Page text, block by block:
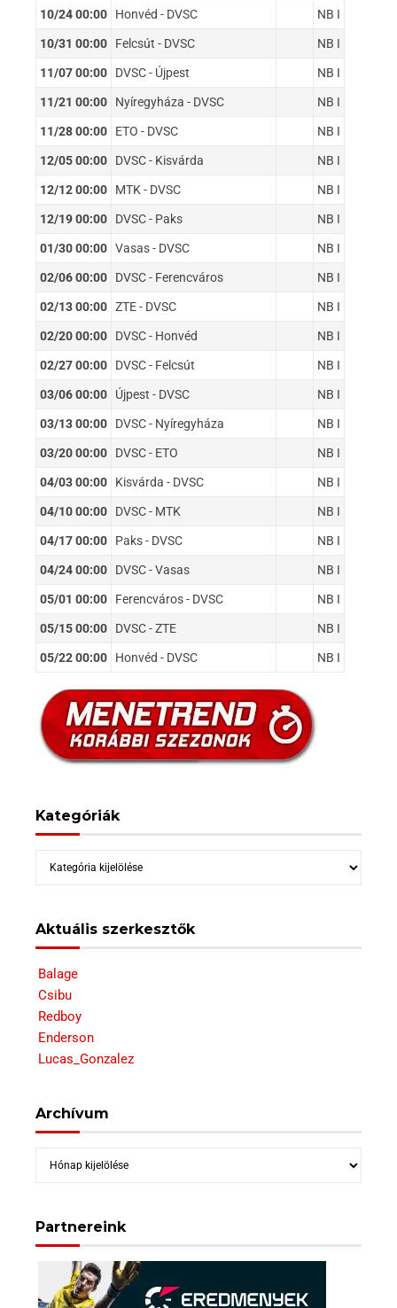
10/24 00:00 Honvéd - DVSC NB I
10/31 00:00 Felcsút - DVSC NB I
11/07 00:00 DVSC - Újpest NB I
11/21 00:00 Nyíregyháza - DVSC NB I
11/28 00:00 ETO - DVSC NB I
12/05 00:00 DVSC - Kisvárda NB I
12/12 00:00 MTK - DVSC NB I
12/19 00:00 DVSC - Paks NB I
01/30 00:00 Vasas - DVSC NB I
02/06 00:00 DVSC - Ferencváros NB I
02/13 00:00 ZTE - DVSC NB I
02/20 00:00 DVSC - Honvéd NB I
02/27 00:00 DVSC - Felcsút NB I
03/06 00:00 Újpest - DVSC NB I
03/13 00:00 DVSC - Nyíregyháza NB I
03/20 00:00 DVSC - ETO NB I
04/03 00:00 Kisvárda - DVSC NB I
04/10 00:00 DVSC - MTK NB I
04/17 00:00 Paks - DVSC NB I
04/24 00:00 DVSC - Vasas NB I
05/01 00:00 Ferencváros - DVSC NB I
05/15 00:00 DVSC - ZTE NB I
05/22 00:00 Honvéd - DVSC NB I
Kategóriák
Kategóriák
Aktuális szerkesztők
Balage
Csibu
Redboy
Enderson
Lucas_Gonzalez
Archívum
Archívum
Partnereink